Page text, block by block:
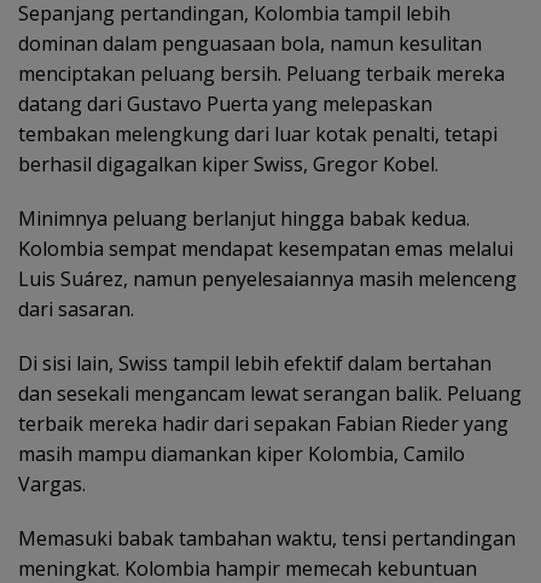
Sepanjang pertandingan, Kolombia tampil lebih
dominan dalam penguasaan bola, namun kesulitan
menciptakan peluang bersih. Peluang terbaik mereka
datang dari Gustavo Puerta yang melepaskan
tembakan melengkung dari luar kotak penalti, tetapi
berhasil digagalkan kiper Swiss, Gregor Kobel.
Minimnya peluang berlanjut hingga babak kedua.
Kolombia sempat mendapat kesempatan emas melalui
Luis Suárez, namun penyelesaiannya masih melenceng
dari sasaran.
Di sisi lain, Swiss tampil lebih efektif dalam bertahan
dan sesekali mengancam lewat serangan balik. Peluang
terbaik mereka hadir dari sepakan Fabian Rieder yang
masih mampu diamankan kiper Kolombia, Camilo
Vargas.
Memasuki babak tambahan waktu, tensi pertandingan
meningkat. Kolombia hampir memecah kebuntuan